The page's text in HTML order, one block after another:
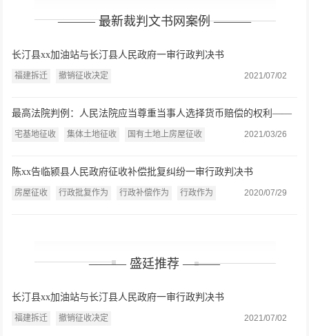
——— 最新裁判文书网案例 ———
长汀县xx加油站与长汀县人民政府一审行政判决书
福建拆迁 撤销征收决定 2021/07/02
最高法院判例：人民法院应当尊重当事人选择货币赔偿的权利——
张玉贵、张保莲诉杏花岭区政府行政赔偿案
宅基地征收 集体土地征收 国有土地上房屋征收 2021/03/26
陈xx告临颍县人民政府征收补偿批复纠纷一审行政判决书
房屋征收 行政批复作为 行政补偿作为 行政作为 2020/07/29
——— 盛廷推荐 ———
长汀县xx加油站与长汀县人民政府一审行政判决书
福建拆迁 撤销征收决定 2021/07/02